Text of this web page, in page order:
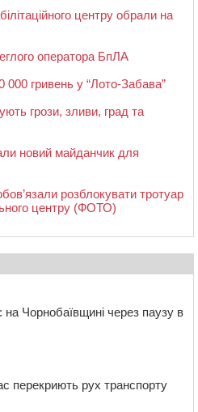
центру обрали на
оператора БпЛА
000 гривень у “Лото-Забава”
грози, зливи, град та
новий майданчик для
розблокувати тротуар
центру (ФОТО)
на Чорнобаївщині через паузу в
перекриють рух транспорту